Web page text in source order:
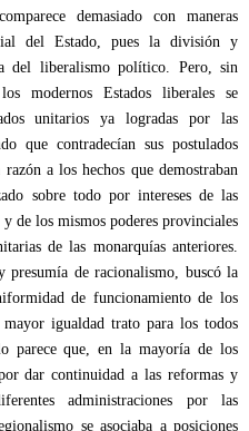
demasiado con maneras
del Estado, pues la división y
del liberalismo político. Pero, sin
modernos Estados liberales se
unitarios ya logradas por las
que contradecían sus postulados
a los hechos que demostraban
sobre todo por intereses de las
de los mismos poderes provinciales
de las monarquías anteriores.
presumía de racionalismo, buscó la
de funcionamiento de los
mayor igualdad trato para los todos
parece que, en la mayoría de los
dar continuidad a las reformas y
administraciones por las
se asociaba a posiciones